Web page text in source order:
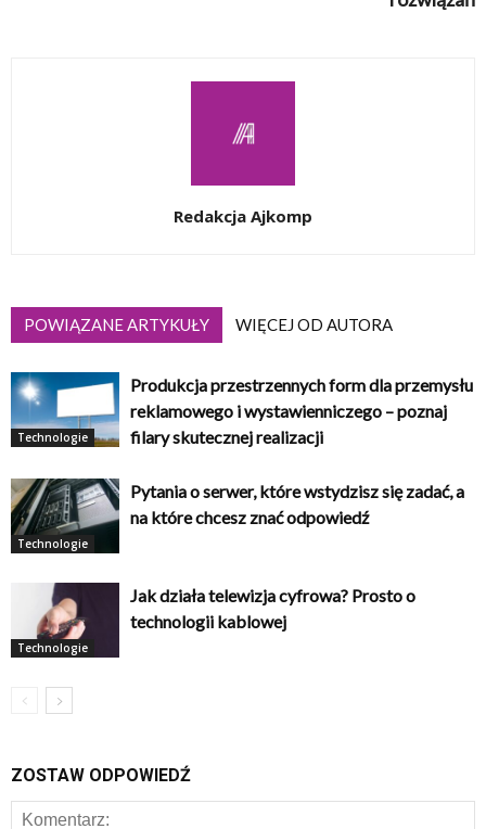
Redakcja Ajkomp
POWIĄZANE ARTYKUŁY WIĘCEJ OD AUTORA
Technologie
Produkcja przestrzennych form dla przemysłu
reklamowego i wystawienniczego – poznaj
filary skutecznej realizacji
Technologie
Pytania o serwer, które wstydzisz się zadać, a
na które chcesz znać odpowiedź
Technologie
Jak działa telewizja cyfrowa? Prosto o
technologii kablowej
ZOSTAW ODPOWIEDŹ